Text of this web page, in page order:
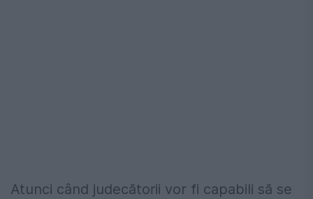
Atunci când judecătorii vor fi capabili să se